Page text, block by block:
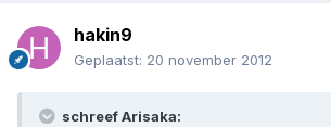
hakin9
Geplaatst: 20 november 2012
schreef Arisaka: